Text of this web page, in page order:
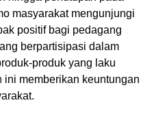
masyarakat mengunjungi
positif bagi pedagang
berpartisipasi dalam
produk yang laku
memberikan keuntungan